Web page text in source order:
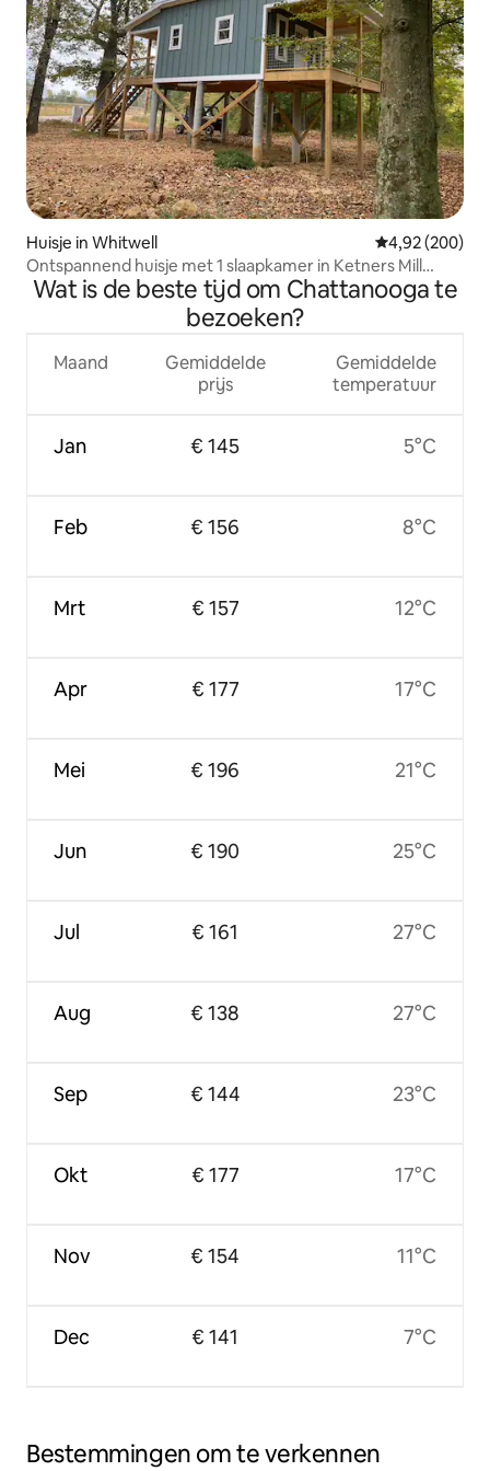
Huisje in Whitwell Gemiddelde
4,92 (200)
Ontspannend huisje met 1 slaapkamer in Ketners Mill
Arena
Wat is de beste tijd om Chattanooga te
bezoeken?
Maand
Jan
Feb
Mrt
Apr
Mei
Jun
Jul
Aug
Sep
Okt
Nov
Dec
Gemiddelde
prijs
€ 145
€ 156
€ 157
€ 177
€ 196
€ 190
€ 161
€ 138
€ 144
€ 177
€ 154
€ 141
Gemiddelde
temperatuur
5°C
8°C
12°C
17°C
21°C
25°C
27°C
27°C
23°C
17°C
11°C
7°C
Bestemmingen om te verkennen